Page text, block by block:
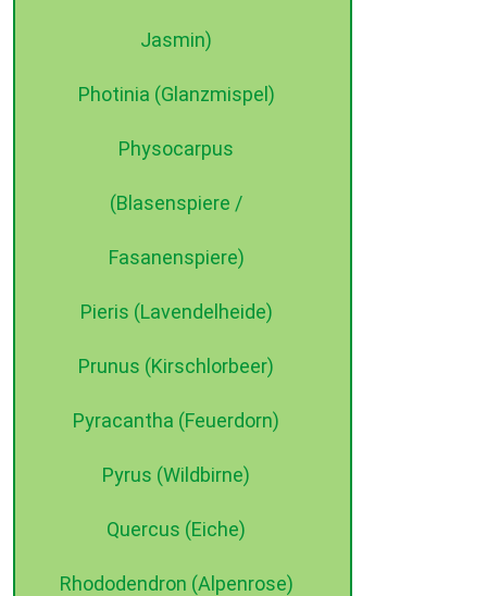
Jasmin)
Photinia (Glanzmispel)
Physocarpus
(Blasenspiere /
Fasanenspiere)
Pieris (Lavendelheide)
Prunus (Kirschlorbeer)
Pyracantha (Feuerdorn)
Pyrus (Wildbirne)
Quercus (Eiche)
Rhododendron (Alpenrose)